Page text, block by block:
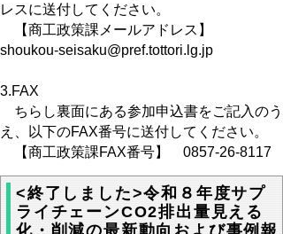
レスに送付してください。
【商工政策課メールアドレス】
shoukou-seisaku@pref.tottori.lg.jp
3.FAX
ちらし裏面にある参加申込書をご記入のう
え、以下のFAX番号に送付してください。
【商工政策課FAX番号】 0857-26-8117
<終了しました>令和８年度サプ
ライチェーンCO2排出量見える